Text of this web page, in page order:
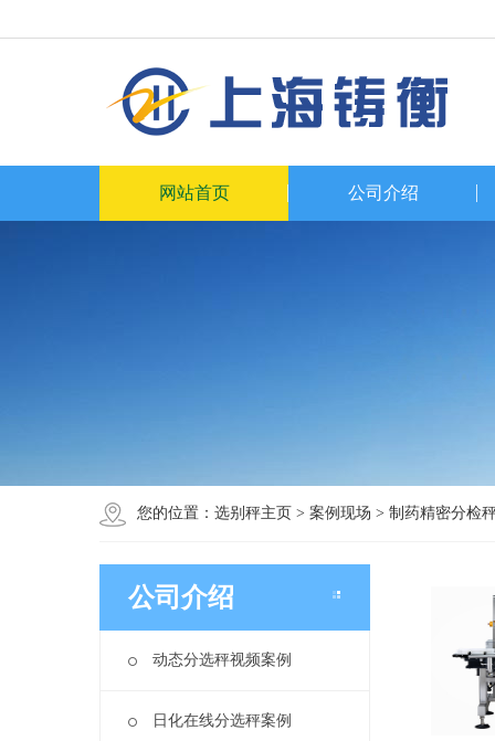
网站首页 公司介绍
您的位置： 选别秤主页 > 案例现场 > 制药精密分检
公司介绍
动态分选秤视频案例
日化在线分选秤案例